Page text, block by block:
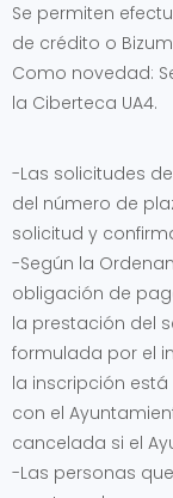
Se permiten
de crédito o
Como novedad:
la Ciberteca UA4.
-Las solicitudes
del número de
solicitud y
-Según la
obligación de
la prestación del
formulada por el
la inscripción
con el
cancelada si el
-Las personas